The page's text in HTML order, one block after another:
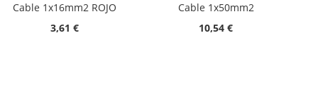
Cable 1x16mm2 ROJO
3,61 €
Cable 1x50mm2
10,54 €